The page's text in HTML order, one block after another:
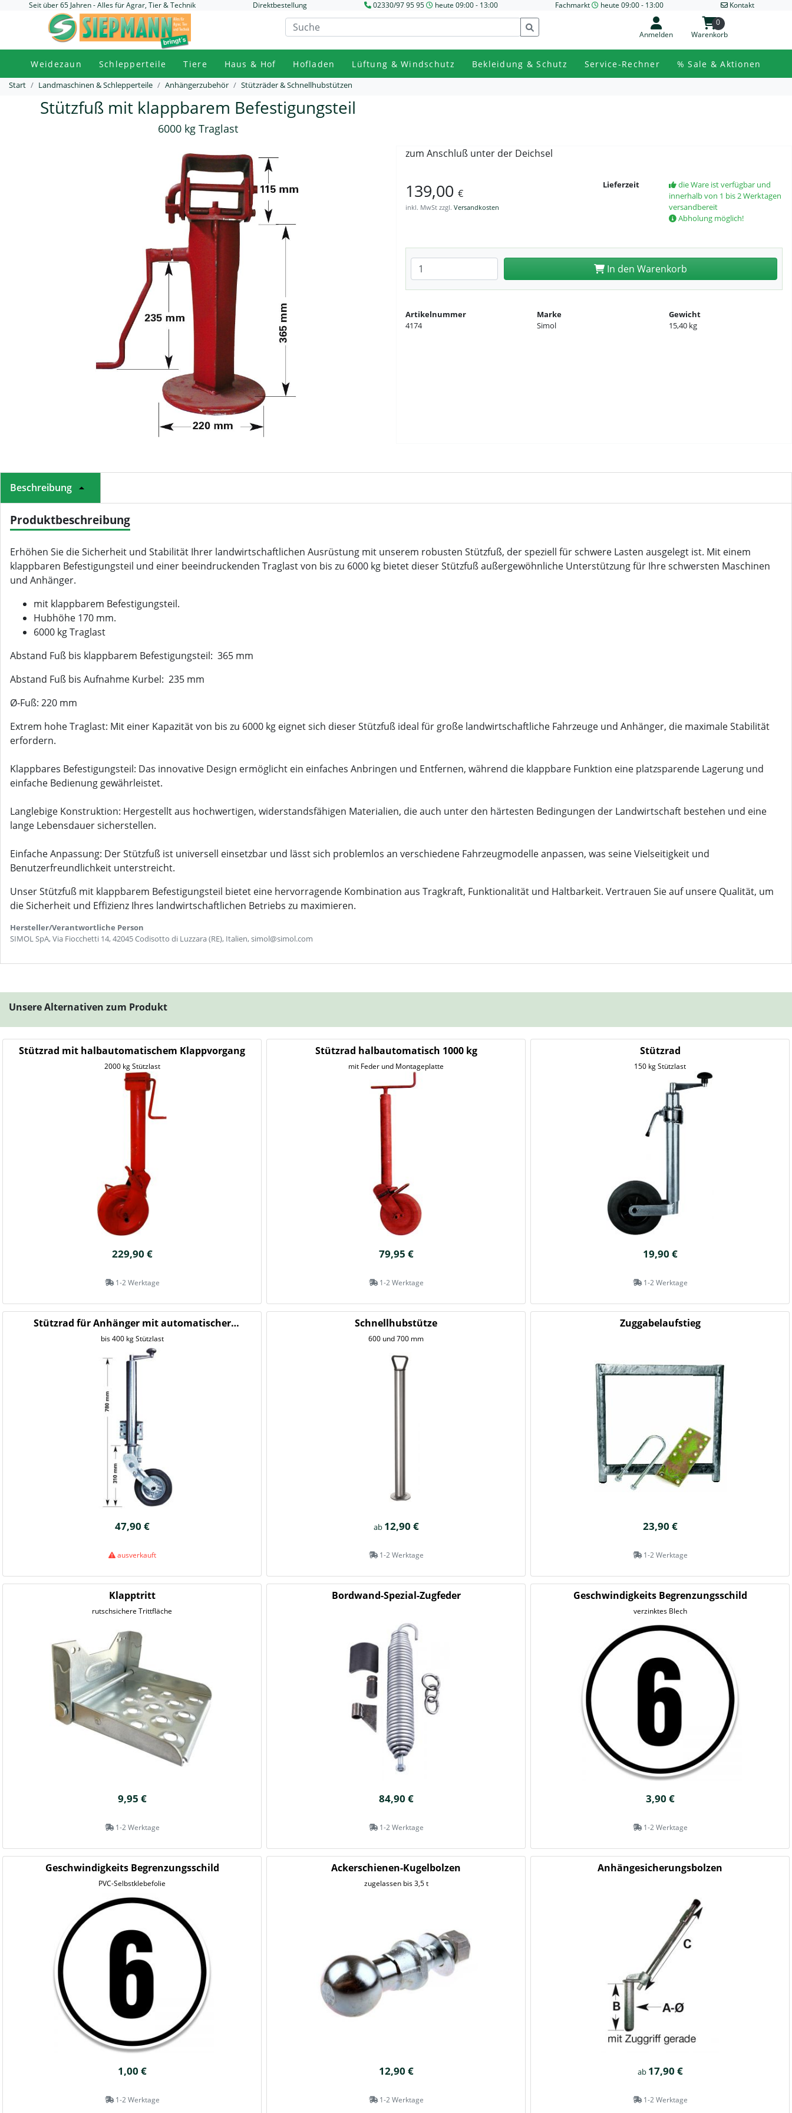
Seit über 65 Jahren - Alles für Agrar, Tier & Technik Direktbestellung 02330/97 95 95 heute 09:00 - 13:00 Fachmarkt heute 09:00 - 13:00 Kontakt
Anmelden Warenkorb
0
Weidezaun Schlepperteile Tiere Haus & Hof Hofladen Lüftung & Windschutz Bekleidung & Schutz Service-Rechner % Sale & Aktionen
Start Landmaschinen & Schlepperteile Anhängerzubehör Stützräder & Schnellhubstützen
Stützfuß mit klappbarem Befestigungsteil
6000 kg Traglast
zum Anschluß unter der Deichsel
139,00 €
inkl. MwSt zzgl. Versandkosten
Lieferzeit
die Ware ist verfügbar und
innerhalb von 1 bis 2 Werktagen
versandbereit
Abholung möglich!
Anzahl eingeben In den Warenkorb
Artikelnummer
4174
Marke
Simol
Gewicht
15,40 kg
Beschreibung
Produktbeschreibung
Erhöhen Sie die Sicherheit und Stabilität Ihrer landwirtschaftlichen Ausrüstung mit unserem robusten Stützfuß, der speziell für schwere Lasten ausgelegt ist. Mit einem
klappbaren Befestigungsteil und einer beeindruckenden Traglast von bis zu 6000 kg bietet dieser Stützfuß außergewöhnliche Unterstützung für Ihre schwersten Maschinen
und Anhänger.
mit klappbarem Befestigungsteil.
Hubhöhe 170 mm.
6000 kg Traglast
Abstand Fuß bis klappbarem Befestigungsteil: 365 mm
Abstand Fuß bis Aufnahme Kurbel: 235 mm
Ø-Fuß: 220 mm
Extrem hohe Traglast: Mit einer Kapazität von bis zu 6000 kg eignet sich dieser Stützfuß ideal für große landwirtschaftliche Fahrzeuge und Anhänger, die maximale Stabilität
erfordern.
Klappbares Befestigungsteil: Das innovative Design ermöglicht ein einfaches Anbringen und Entfernen, während die klappbare Funktion eine platzsparende Lagerung und
einfache Bedienung gewährleistet.
Langlebige Konstruktion: Hergestellt aus hochwertigen, widerstandsfähigen Materialien, die auch unter den härtesten Bedingungen der Landwirtschaft bestehen und eine
lange Lebensdauer sicherstellen.
Einfache Anpassung: Der Stützfuß ist universell einsetzbar und lässt sich problemlos an verschiedene Fahrzeugmodelle anpassen, was seine Vielseitigkeit und
Benutzerfreundlichkeit unterstreicht.
Unser Stützfuß mit klappbarem Befestigungsteil bietet eine hervorragende Kombination aus Tragkraft, Funktionalität und Haltbarkeit. Vertrauen Sie auf unsere Qualität, um
die Sicherheit und Effizienz Ihres landwirtschaftlichen Betriebs zu maximieren.
Hersteller/Verantwortliche Person
SIMOL SpA, Via Fiocchetti 14, 42045 Codisotto di Luzzara (RE), Italien, simol@simol.com
Unsere Alternativen zum Produkt
Stützrad mit halbautomatischem Klappvorgang
2000 kg Stützlast
229,90 €
1-2 Werktage
Stützrad halbautomatisch 1000 kg
mit Feder und Montageplatte
79,95 €
1-2 Werktage
Stützrad
150 kg Stützlast
19,90 €
1-2 Werktage
Stützrad für Anhänger mit automatischer
Klappvorrichtung
bis 400 kg Stützlast
47,90 €
ausverkauft
Schnellhubstütze
600 und 700 mm
ab 12,90 €
1-2 Werktage
Zuggabelaufstieg
23,90 €
1-2 Werktage
Klapptritt
rutschsichere Trittfläche
9,95 €
1-2 Werktage
Bordwand-Spezial-Zugfeder
84,90 €
1-2 Werktage
Geschwindigkeits Begrenzungsschild
verzinktes Blech
3,90 €
1-2 Werktage
Geschwindigkeits Begrenzungsschild
PVC-Selbstklebefolie
1,00 €
1-2 Werktage
Ackerschienen-Kugelbolzen
zugelassen bis 3,5 t
12,90 €
1-2 Werktage
Anhängesicherungsbolzen
ab 17,90 €
1-2 Werktage